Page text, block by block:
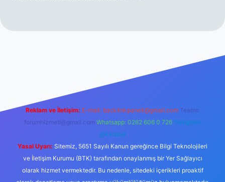
Reklam ve İletişim: E-mail: backlinkpaneli@gmail.com Teams:
forumhizmeti@gmail.com Whatsapp: 0262 606 0 726 Telegram:
@karabul
Yasal Uyarı: Sitemiz, 5651 Sayılı Kanun gereğince Bilgi Teknolojileri
ve İletişim Kurumu (BTK) tarafından onaylanmış bir Yer Sağlayıcı
olarak hizmet vermektedir. Bu nedenle, sitedeki içerikleri proaktif